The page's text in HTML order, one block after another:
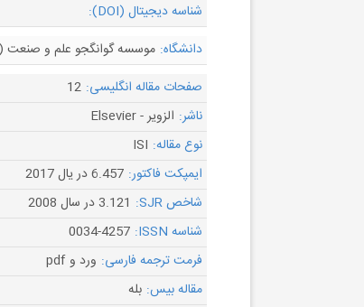
شناسه دیجیتال (DOI):
دانشگاه: موسسه گوانگجو علم و صنعت (GIST)، گروه علوم و مهندسی محیطی ، کره
صفحات مقاله انگلیسی: 12
ناشر: الزویر - Elsevier
نوع مقاله: ISI
ایمپکت فاکتور: 6.457 در یال 2017
شاخص SJR:
3.121 در سال 2008
شناسه ISSN:
0034-4257
فرمت ترجمه فارسی: ورد و pdf
مقاله بیس: بله